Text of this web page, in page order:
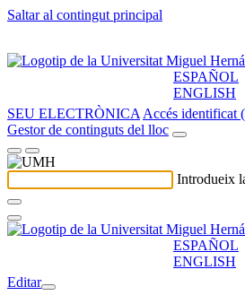
Saltar al contingut principal
ESPAÑOL
ENGLISH
SEU ELECTRÒNICA Accés identificat
Gestor de continguts del lloc
Introdueix
ESPAÑOL
ENGLISH
Editar